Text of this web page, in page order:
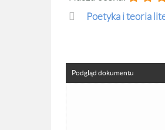
Poetyka i teoria
Podgląd dokumentu